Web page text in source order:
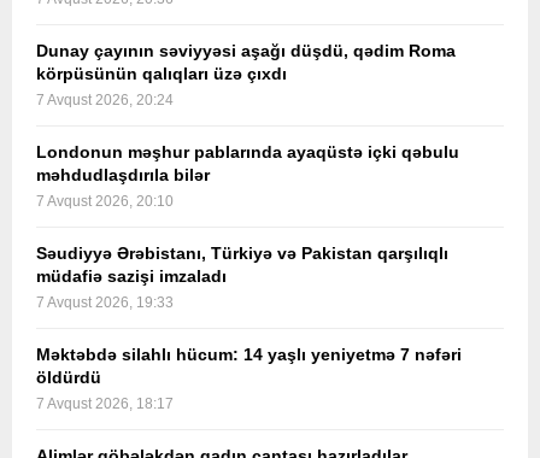
Dunay çayının səviyyəsi aşağı düşdü, qədim Roma
körpüsünün qalıqları üzə çıxdı
7 Avqust 2026, 20:24
Londonun məşhur pablarında ayaqüstə içki qəbulu
məhdudlaşdırıla bilər
7 Avqust 2026, 20:10
Səudiyyə Ərəbistanı, Türkiyə və Pakistan qarşılıqlı
müdafiə sazişi imzaladı
7 Avqust 2026, 19:33
Məktəbdə silahlı hücum: 14 yaşlı yeniyetmə 7 nəfəri
öldürdü
7 Avqust 2026, 18:17